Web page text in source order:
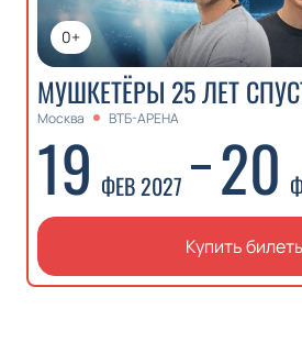
0+
МУШКЕТЁРЫ 25 ЛЕТ
Москва ВТБ-АРЕНА
19 ФЕВ 2027 20
Купить